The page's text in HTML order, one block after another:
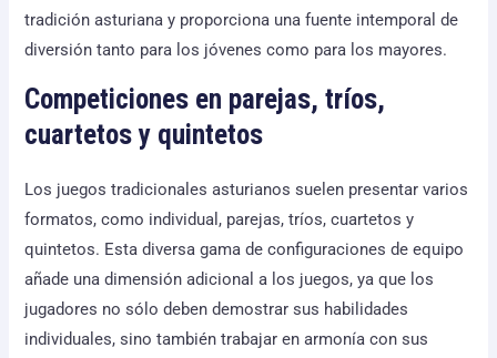
tradición asturiana y proporciona una fuente intemporal de
diversión tanto para los jóvenes como para los mayores.
Competiciones en parejas, tríos,
cuartetos y quintetos
Los juegos tradicionales asturianos suelen presentar varios
formatos, como individual, parejas, tríos, cuartetos y
quintetos. Esta diversa gama de configuraciones de equipo
añade una dimensión adicional a los juegos, ya que los
jugadores no sólo deben demostrar sus habilidades
individuales, sino también trabajar en armonía con sus